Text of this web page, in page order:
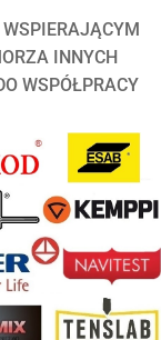
INNYCH
WSPÓŁPRACY